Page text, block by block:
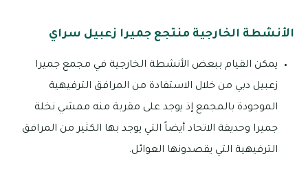
الأنشطة الخارجية منتجع جميرا زعبيل سراي
يمكن القيام ببعض الأنشطة الخارجية في مجمع جميرا
زعبيل دبي من خلال الاستفادة من المرافق الترفيهية
الموجودة بالمجمع إذ يوجد على مقربة منه ممشي نخلة
جميرا وحديقة الاتحاد أيضاً التي يوجد بها الكثير من المرافق
الترفيهية التي يقصدونها العوائل.